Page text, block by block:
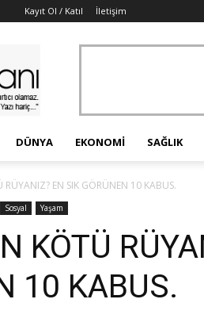
Kayıt Ol / Katıl İletişim
DÜNYA EKONOMI SAĞLIK
RÜYANIZ? EN SIK GÖRÜNEN 10 KABUS.
Sosyal Yaşam
KÖTÜ
10 KABUS.